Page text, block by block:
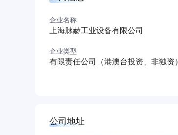
企业名称
上海脉赫工业设备有限公司
企业类型
有限责任公司（港澳台投资、非独资）
公司地址